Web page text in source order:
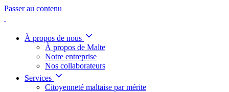
Passer au contenu
À propos de nous
À propos de Malte
Notre entreprise
Nos collaborateurs
Services
Citoyenneté maltaise par mérite